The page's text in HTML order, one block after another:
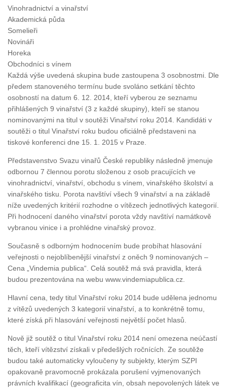
Vinohradnictví a vinařství
Akademická půda
Somelieři
Novináři
Horeka
Obchodníci s vínem
Každá výše uvedená skupina bude zastoupena 3 osobnostmi. Dle
předem stanoveného termínu bude svoláno setkání těchto
osobností na datum 6. 12. 2014, kteří vyberou ze seznamu
přihlášených 9 vinařství (3 z každé skupiny), kteří se stanou
nominovanými na titul v soutěži Vinařství roku 2014. Kandidáti v
soutěži o titul Vinařství roku budou oficiálně představeni na
tiskové konferenci dne 15. 1. 2015 v Praze.
Představenstvo Svazu vinařů České republiky následně jmenuje
odbornou 7 člennou porotu složenou z osob pracujících ve
vinohradnictví, vinařství, obchodu s vínem, vinařského školství a
vinařského tisku. Porota navštíví všech 9 vinařství a na základě
níže uvedených kritérií rozhodne o vítězech jednotlivých kategorií.
Při hodnocení daného vinařství porota vždy navštíví namátkově
vybranou vinice i a prohlédne vinařský provoz.
Současně s odborným hodnocením bude probíhat hlasování
veřejnosti o nejoblíbenější vinařství z oněch 9 nominovaných –
Cena „Vindemia publica“. Celá soutěž má svá pravidla, která
budou prezentována na webu www.vindemiapublica.cz.
Hlavní cena, tedy titul Vinařství roku 2014 bude udělena jednomu
z vítězů uvedených 3 kategorií vinařství, a to konkrétně tomu,
které získá při hlasování veřejnosti největší počet hlasů.
Nově již soutěž o titul Vinařství roku 2014 není omezena neúčastí
těch, kteří vítězství získali v předešlých ročnících. Ze soutěže
budou také automaticky vyloučeny ty subjekty, kterým SZPI
opakovaně pravomocně prokázala porušení vyjmenovaných
právních kvalifikací (geograficita vín, obsah nepovolených látek ve